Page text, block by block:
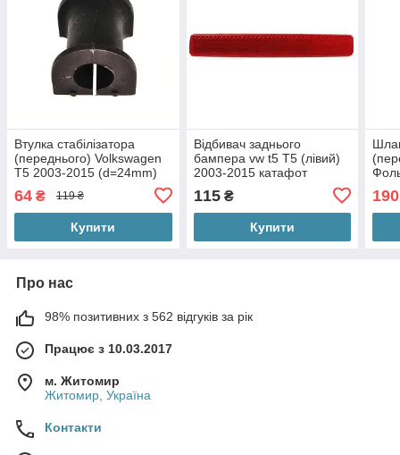
Втулка стабілізатора
(переднього) Volkswagen
T5 2003-2015 (d=24mm)
64 ₴ 119 ₴
Купити
Відбивач заднього
бампера vw t5 Т5 (лівий)
2003-2015 катафот
Фольксваген VW T5
115₴
Купити
190
Про нас
98% позитивних з 562 відгуків за рік
Працює з 10.03.2017
м. Житомир
Житомир, Україна
Контакти